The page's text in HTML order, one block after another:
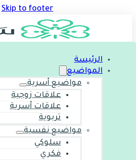
Skip to footer
الرئيسة
المواضيع
مواضيع أسرية
علاقات زوجية
علاقات أسرية
تربوية
مواضيع نفسية
سلوكي
فكري